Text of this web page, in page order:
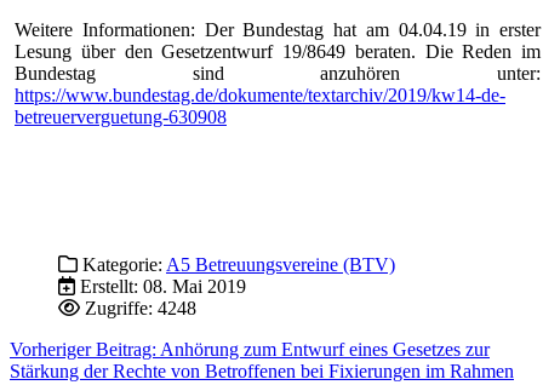
Weitere Informationen: Der Bundestag hat am 04.04.19 in erster
Lesung über den Gesetzentwurf 19/8649 beraten. Die Reden im
Bundestag sind anzuhören unter:
https://www.bundestag.de/dokumente/textarchiv/2019/kw14-de-
betreuerverguetung-630908
Kategorie: A5 Betreuungsvereine (BTV)
Erstellt: 08. Mai 2019
Zugriffe: 4248
Vorheriger Beitrag: Anhörung zum Entwurf eines Gesetzes zur
Stärkung der Rechte von Betroffenen bei Fixierungen im Rahmen